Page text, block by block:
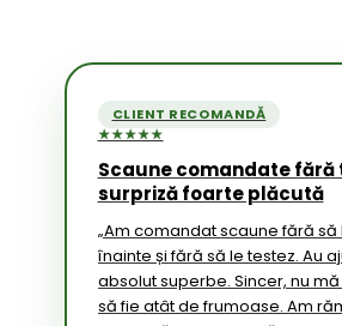
CLIENT RECOMANDĂ
★★★★★
Scaune comandate fără
surpriză foarte plăcută
„Am comandat scaune fără să
înainte și fără să le testez. Au
absolut superbe. Sincer, nu
să fie atât de frumoase. Am